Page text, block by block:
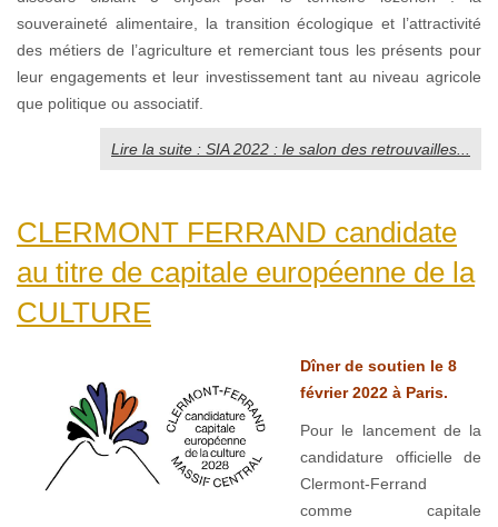
souveraineté alimentaire, la transition écologique et l’attractivité
des métiers de l’agriculture et remerciant tous les présents pour
leur engagements et leur investissement tant au niveau agricole
que politique ou associatif.
Lire la suite : SIA 2022 : le salon des retrouvailles...
CLERMONT FERRAND candidate
au titre de capitale européenne de la
CULTURE
Dîner de soutien le 8
février 2022 à Paris.
Pour le lancement de la
candidature officielle de
Clermont-Ferrand
comme capitale